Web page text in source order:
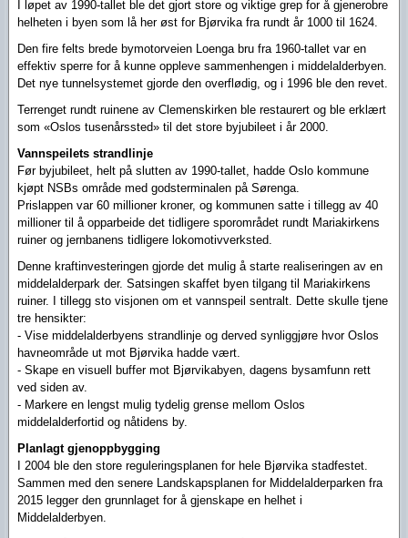
I løpet av 1990-tallet ble det gjort store og viktige grep for å gjenerobre
helheten i byen som lå her øst for Bjørvika fra rundt år 1000 til 1624.
Den fire felts brede bymotorveien Loenga bru fra 1960-tallet var en
effektiv sperre for å kunne oppleve sammenhengen i middelalderbyen.
Det nye tunnelsystemet gjorde den overflødig, og i 1996 ble den revet.
Terrenget rundt ruinene av Clemenskirken ble restaurert og ble erklært
som «Oslos tusenårssted» til det store byjubileet i år 2000.
Vannspeilets strandlinje
Før byjubileet, helt på slutten av 1990-tallet, hadde Oslo kommune
kjøpt NSBs område med godsterminalen på Sørenga.
Prislappen var 60 millioner kroner, og kommunen satte i tillegg av 40
millioner til å opparbeide det tidligere sporområdet rundt Mariakirkens
ruiner og jernbanens tidligere lokomotivverksted.
Denne kraftinvesteringen gjorde det mulig å starte realiseringen av en
middelalderpark der. Satsingen skaffet byen tilgang til Mariakirkens
ruiner. I tillegg sto visjonen om et vannspeil sentralt. Dette skulle tjene
tre hensikter:
- Vise middelalderbyens strandlinje og derved synliggjøre hvor Oslos
havneområde ut mot Bjørvika hadde vært.
- Skape en visuell buffer mot Bjørvikabyen, dagens bysamfunn rett
ved siden av.
- Markere en lengst mulig tydelig grense mellom Oslos
middelalderfortid og nåtidens by.
Planlagt gjenoppbygging
I 2004 ble den store reguleringsplanen for hele Bjørvika stadfestet.
Sammen med den senere Landskapsplanen for Middelalderparken fra
2015 legger den grunnlaget for å gjenskape en helhet i
Middelalderbyen.